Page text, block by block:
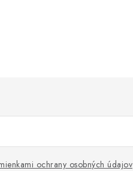
ochrany osobných údajov